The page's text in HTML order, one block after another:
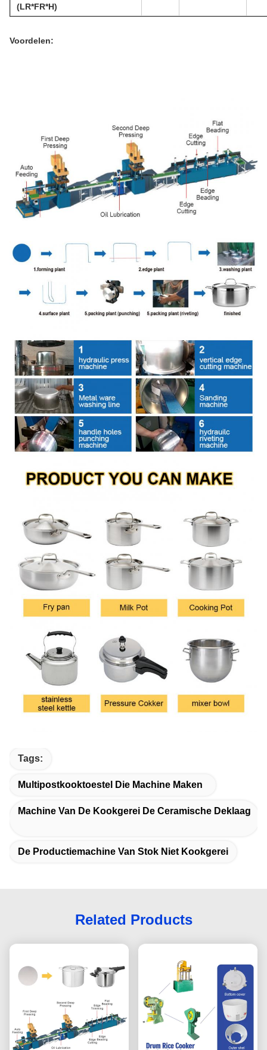
(LR*FR*H)
Voordelen:
Tags:
Multipostkooktoestel Die Machine Maken
Machine Van De Kookgerei De Ceramische Deklaag
De Productiemachine Van Stok Niet Kookgerei
Related Products